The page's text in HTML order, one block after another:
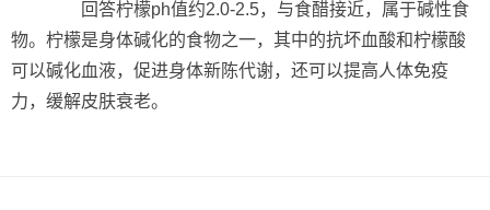
回答柠檬ph值约2.0-2.5，与食醋接近，属于碱性食
物。柠檬是身体碱化的食物之一，其中的抗坏血酸和柠檬酸
可以碱化血液，促进身体新陈代谢，还可以提高人体免疫
力，缓解皮肤衰老。